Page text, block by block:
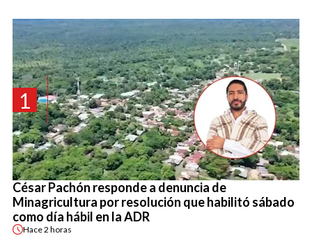
1
César Pachón responde a denuncia de
Minagricultura por resolución que habilitó sábado
como día hábil en la ADR
Hace2 horas